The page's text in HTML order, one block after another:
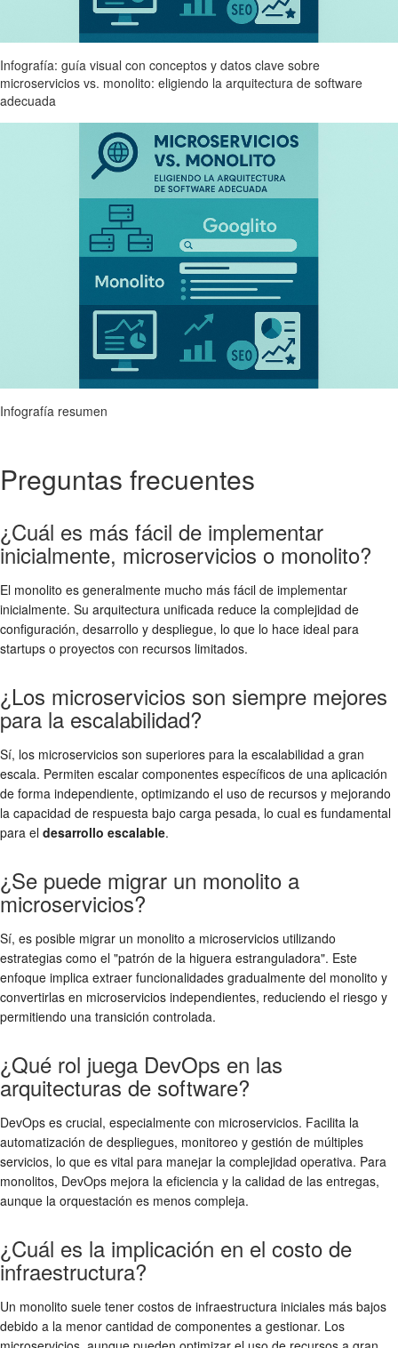
Infografía: guía visual con conceptos y datos clave sobre
microservicios vs. monolito: eligiendo la arquitectura de software
adecuada
Infografía resumen
Preguntas frecuentes
¿Cuál es más fácil de implementar
inicialmente, microservicios o monolito?
El monolito es generalmente mucho más fácil de implementar
inicialmente. Su arquitectura unificada reduce la complejidad de
configuración, desarrollo y despliegue, lo que lo hace ideal para
startups o proyectos con recursos limitados.
¿Los microservicios son siempre mejores
para la escalabilidad?
Sí, los microservicios son superiores para la escalabilidad a gran
escala. Permiten escalar componentes específicos de una aplicación
de forma independiente, optimizando el uso de recursos y mejorando
la capacidad de respuesta bajo carga pesada, lo cual es fundamental
para el desarrollo escalable.
¿Se puede migrar un monolito a
microservicios?
Sí, es posible migrar un monolito a microservicios utilizando
estrategias como el "patrón de la higuera estranguladora". Este
enfoque implica extraer funcionalidades gradualmente del monolito y
convertirlas en microservicios independientes, reduciendo el riesgo y
permitiendo una transición controlada.
¿Qué rol juega DevOps en las
arquitecturas de software?
DevOps es crucial, especialmente con microservicios. Facilita la
automatización de despliegues, monitoreo y gestión de múltiples
servicios, lo que es vital para manejar la complejidad operativa. Para
monolitos, DevOps mejora la eficiencia y la calidad de las entregas,
aunque la orquestación es menos compleja.
¿Cuál es la implicación en el costo de
infraestructura?
Un monolito suele tener costos de infraestructura iniciales más bajos
debido a la menor cantidad de componentes a gestionar. Los